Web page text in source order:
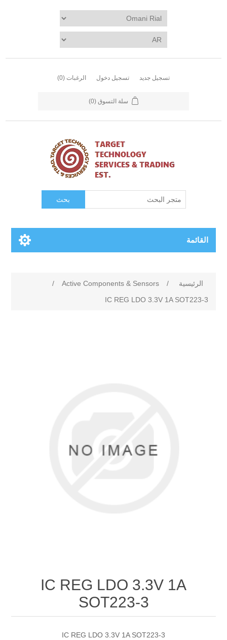
تسجيل جديد تسجيل دخول الرغبات (0)
سلة التسوق (0)
بحث
القائمة
الرئيسية /
Active Components & Sensors
/
IC REG LDO 3.3V 1A SOT223-3
IC REG LDO 3.3V 1A
SOT223-3
IC REG LDO 3.3V 1A SOT223-3